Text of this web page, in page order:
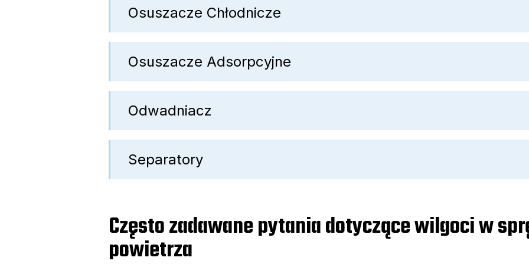
Osuszacze Chłodnicze
Osuszacze Adsorpcyjne
Odwadniacz
Separatory
Często zadawane pytania dotyczące wilgoci w
powietrza